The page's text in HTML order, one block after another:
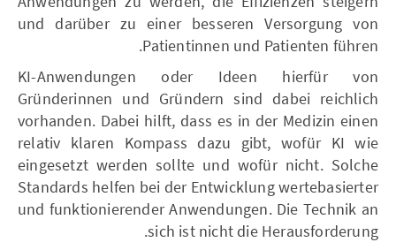
und darüber zu einer besseren Versorgung von
Patientinnen und Patienten führen.
KI-Anwendungen oder Ideen hierfür von
Gründerinnen und Gründern sind dabei reichlich
vorhanden. Dabei hilft, dass es in der Medizin einen
relativ klaren Kompass dazu gibt, wofür KI wie
eingesetzt werden sollte und wofür nicht. Solche
Standards helfen bei der Entwicklung wertebasierter
und funktionierender Anwendungen. Die Technik an
sich ist nicht die Herausforderung.